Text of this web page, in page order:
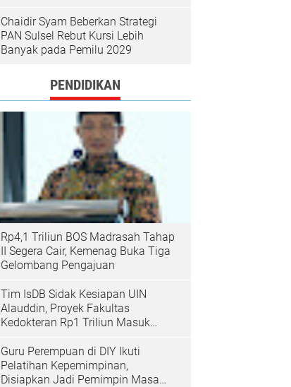
Chaidir Syam Beberkan Strategi
PAN Sulsel Rebut Kursi Lebih
Banyak pada Pemilu 2029
PENDIDIKAN
Rp4,1 Triliun BOS Madrasah Tahap
II Segera Cair, Kemenag Buka Tiga
Gelombang Pengajuan
Tim IsDB Sidak Kesiapan UIN
Alauddin, Proyek Fakultas
Kedokteran Rp1 Triliun Masuk
Guru Perempuan di DIY Ikuti
Pelatihan Kepemimpinan,
Disiapkan Jadi Pemimpin Masa